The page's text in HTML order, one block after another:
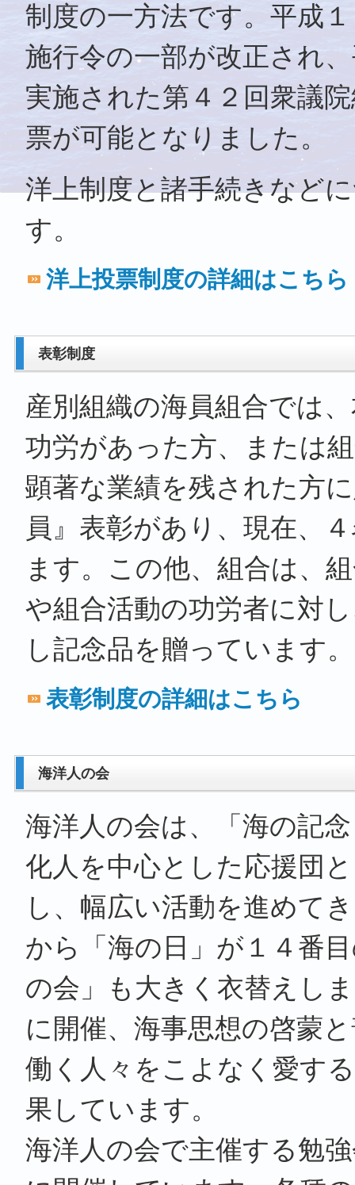
制度の一方法です。平成
施行令の一部が改正され
実施された第４２回衆議
票が可能となりました。
洋上制度と諸手続きなど
す。
洋上投票制度の詳細はこちら
表彰制度
産別組織の海員組合では
功労があった方、または
顕著な業績を残された方
員』表彰があり、現在、
ます。この他、組合は、
や組合活動の功労者に対
し記念品を贈っています。
表彰制度の詳細はこちら
海洋人の会
海洋人の会は、「海の記
化人を中心とした応援団
し、幅広い活動を進めて
から「海の日」が１４番
の会」も大きく衣替えし
に開催、海事思想の啓蒙
働く人々をこよなく愛す
果しています。
海洋人の会で主催する勉